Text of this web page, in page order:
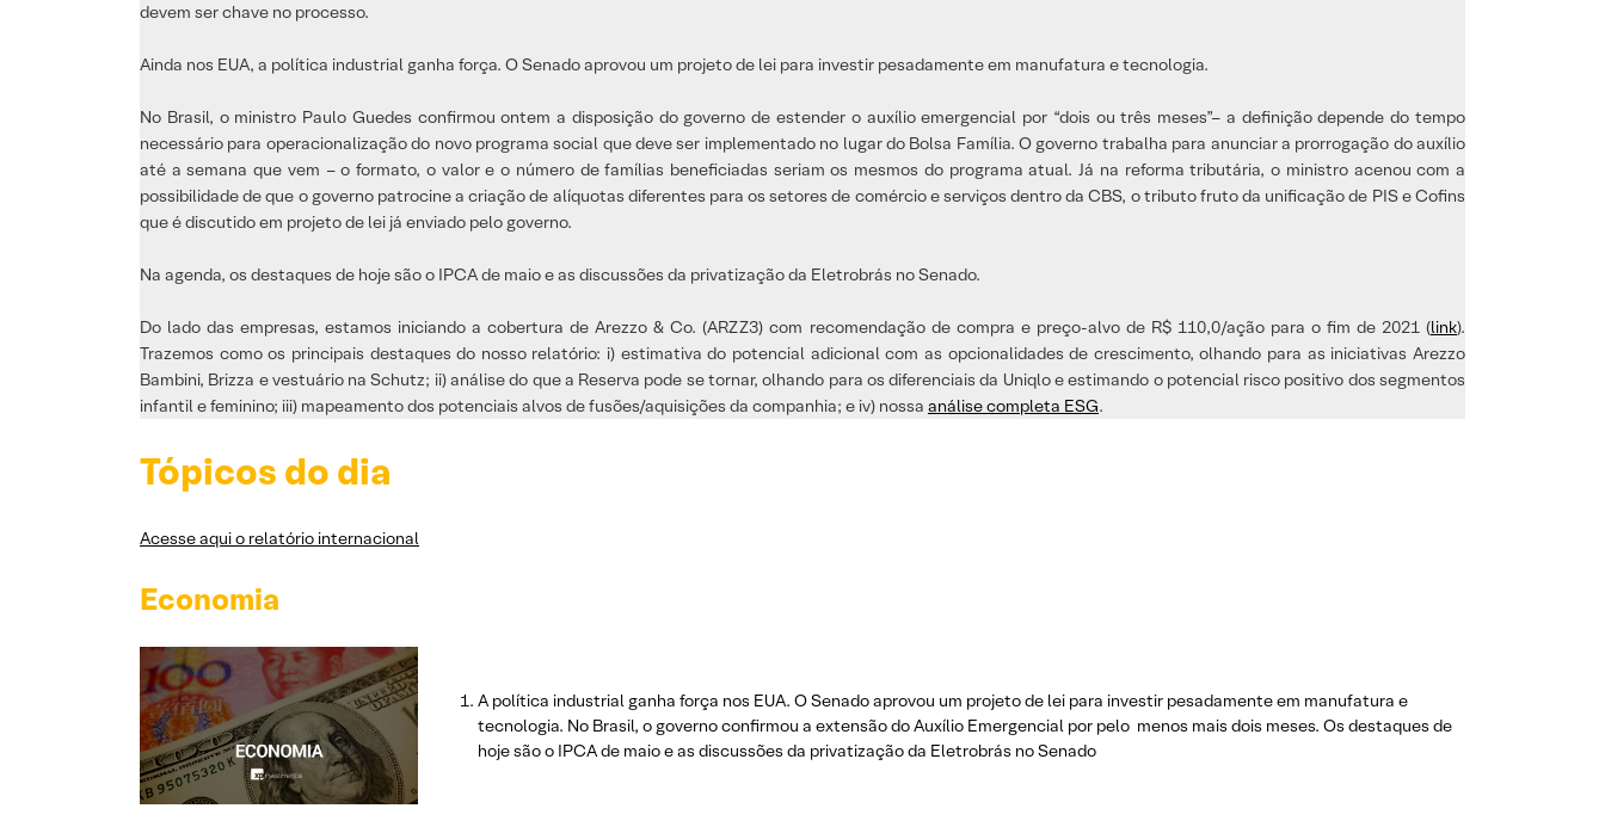
devem ser chave no processo.
Ainda nos EUA, a política industrial ganha força. O Senado aprovou um projeto de lei para investir pesadamente em manufatura e tecnologia.
No Brasil, o ministro Paulo Guedes confirmou ontem a disposição do governo de estender o auxílio emergencial por “dois ou três meses”– a definição depende do tempo
necessário para operacionalização do novo programa social que deve ser implementado no lugar do Bolsa Família. O governo trabalha para anunciar a prorrogação do auxílio
até a semana que vem – o formato, o valor e o número de famílias beneficiadas seriam os mesmos do programa atual. Já na reforma tributária, o ministro acenou com a
possibilidade de que o governo patrocine a criação de alíquotas diferentes para os setores de comércio e serviços dentro da CBS, o tributo fruto da unificação de PIS e Cofins
que é discutido em projeto de lei já enviado pelo governo.
Na agenda, os destaques de hoje são o IPCA de maio e as discussões da privatização da Eletrobrás no Senado.
Do lado das empresas, estamos iniciando a cobertura de Arezzo & Co. (ARZZ3) com recomendação de compra e preço-alvo de R$ 110,0/ação para o fim de 2021 (link).
Trazemos como os principais destaques do nosso relatório: i) estimativa do potencial adicional com as opcionalidades de crescimento, olhando para as iniciativas Arezzo
Bambini, Brizza e vestuário na Schutz; ii) análise do que a Reserva pode se tornar, olhando para os diferenciais da Uniqlo e estimando o potencial risco positivo dos segmentos
infantil e feminino; iii) mapeamento dos potenciais alvos de fusões/aquisições da companhia; e iv) nossa análise completa ESG.
Tópicos do dia
Acesse aqui o relatório internacional
Economia
A política industrial ganha força nos EUA. O Senado aprovou um projeto de lei para investir pesadamente em manufatura e
tecnologia. No Brasil, o governo confirmou a extensão do Auxílio Emergencial por pelo menos mais dois meses. Os destaques de
hoje são o IPCA de maio e as discussões da privatização da Eletrobrás no Senado